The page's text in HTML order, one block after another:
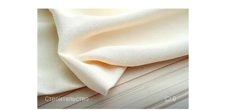
Строительство 0